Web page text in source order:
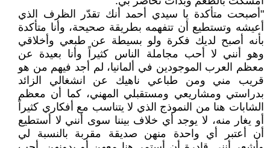
"أصبحت متأكدة يا سيدي أحمد أنك تقدّر الظرف الذي
أعيشه وتستطيع أن تتفهمه بطريقة صحيحة، وأنا متأكدة
بأنه أصبح لديك فكرة ولو بسيطة عن طبعي وأخلاقي
وهو أنني لا أحب مجاملة الناس كثيراً وأنا بعيدة عن
معظم العرب الموجودين في ألمانيا، لم أجد فيهم من هو
قريب مني ومن طباعي ناهيك عن انشغالي الزائد
بدراستي ومشاريعي ومستقبلي المهني، كما أن معظم
الشابات هنا من النموذج الذي لا يتناسب مع أفكاري كثيراً
أو يغار منه، لا يوجد أي خلاف بيننا سوى أنني لا أستطيع
أن أعتبر أي واحدة منهن صديقة مقربة بالنسبة لي